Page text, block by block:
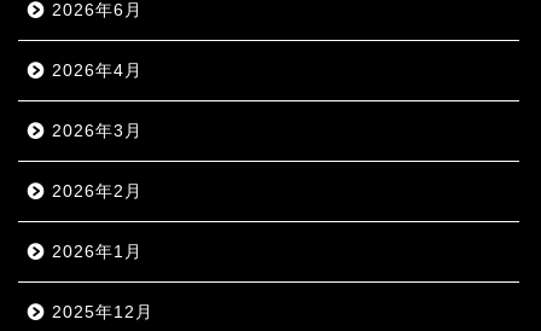
2026年6月
2026年4月
2026年3月
2026年2月
2026年1月
2025年12月